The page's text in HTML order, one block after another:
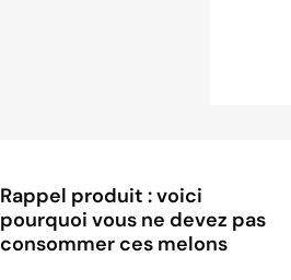
Rappel produit : voici
pourquoi vous ne devez pas
consommer ces melons